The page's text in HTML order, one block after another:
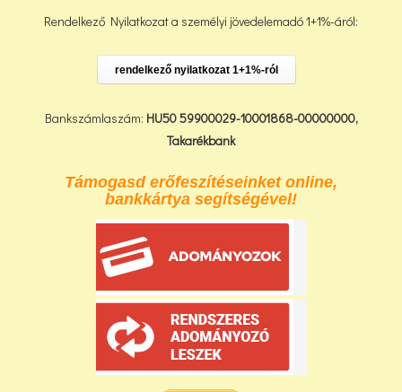
Rendelkező Nyilatkozat a személyi jövedelemadó 1+1%-áról:
rendelkező nyilatkozat 1+1%-ról
Bankszámlaszám: HU50 59900029-10001868-00000000,
Takarékbank
Támogasd erőfeszítéseinket online,
bankkártya segítségével!